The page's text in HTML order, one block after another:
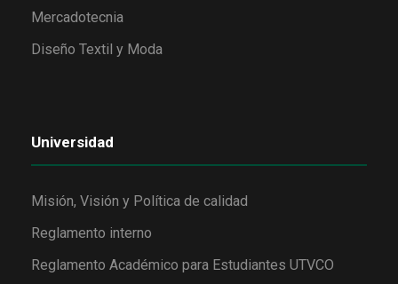
Mercadotecnia
Diseño Textil y Moda
Universidad
Misión, Visión y Política de calidad
Reglamento interno
Reglamento Académico para Estudiantes UTVCO